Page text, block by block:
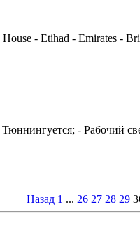
- Etihad - Emirates -
- Рабочий
Назад 1 ... 26 27 28 29